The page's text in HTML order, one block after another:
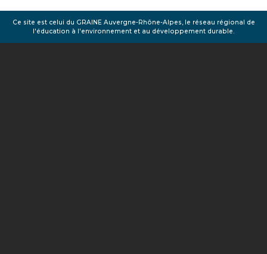
Ce site est celui du GRAINE Auvergne-Rhône-Alpes, le réseau régional de
l'éducation à l'environnement et au développement durable.